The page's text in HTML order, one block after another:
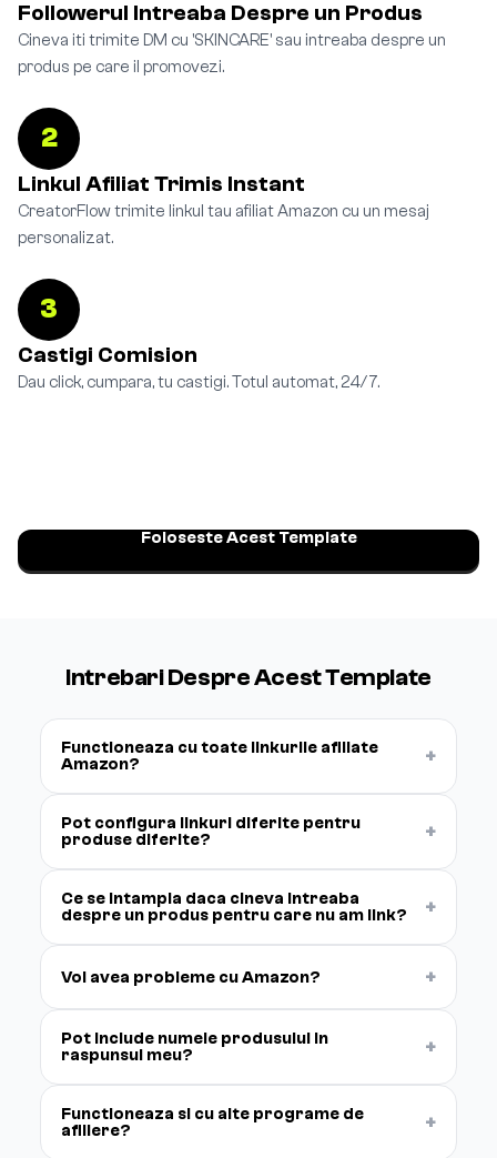
Followerul Intreaba Despre un Produs
Cineva iti trimite DM cu 'SKINCARE' sau intreaba despre un
produs pe care il promovezi.
2
Linkul Afiliat Trimis Instant
CreatorFlow trimite linkul tau afiliat Amazon cu un mesaj
personalizat.
3
Castigi Comision
Dau click, cumpara, tu castigi. Totul automat, 24/7.
Foloseste Acest Template
Intrebari Despre Acest Template
Functioneaza cu toate linkurile afiliate
Amazon?
+
Pot configura linkuri diferite pentru
produse diferite?
+
Ce se intampla daca cineva intreaba
despre un produs pentru care nu am link?
+
Voi avea probleme cu Amazon? +
Pot include numele produsului in
raspunsul meu?
+
Functioneaza si cu alte programe de
afiliere?
+